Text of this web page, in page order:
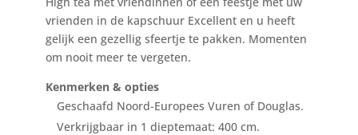
vrienden in de kapschuur Excellent en u heeft
gelijk een gezellig sfeertje te pakken. Momenten
om nooit meer te vergeten.
Kenmerken & opties
Geschaafd Noord-Europees Vuren of Douglas.
Verkrijgbaar in 1 dieptemaat: 400 cm.